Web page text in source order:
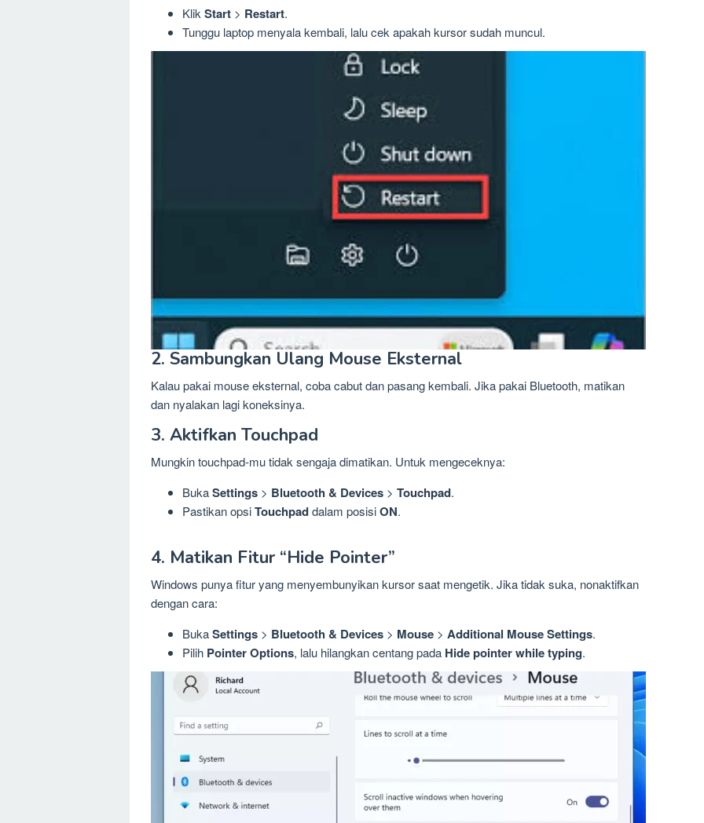
Klik Start > Restart.
Tunggu laptop menyala kembali, lalu cek apakah kursor sudah muncul.
2. Sambungkan Ulang Mouse Eksternal
Kalau pakai mouse eksternal, coba cabut dan pasang kembali. Jika pakai Bluetooth, matikan
dan nyalakan lagi koneksinya.
3. Aktifkan Touchpad
Mungkin touchpad-mu tidak sengaja dimatikan. Untuk mengeceknya:
BukaSettings > Bluetooth & Devices > Touchpad.
Pastikan opsiTouchpaddalam posisiON.
4. Matikan Fitur “Hide Pointer”
Windows punya fitur yang menyembunyikan kursor saat mengetik. Jika tidak suka, nonaktifkan
dengan cara:
BukaSettings > Bluetooth & Devices > Mouse > Additional Mouse Settings.
Pilih Pointer Options, lalu hilangkan centang pada Hide pointer while typing.